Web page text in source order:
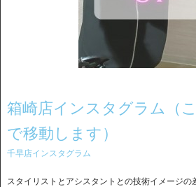
箱崎店インスタグラム（
で移動します）
千早店インスタグラム
スタイリストとアシスタントとの技術イメージの